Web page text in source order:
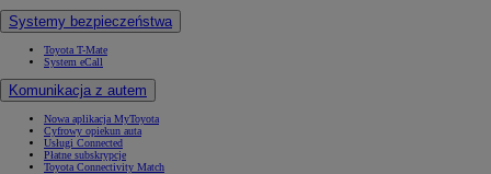
Systemy bezpieczeństwa
Toyota T-Mate
System eCall
Komunikacja z autem
Nowa aplikacja MyToyota
Cyfrowy opiekun auta
Usługi Connected
Płatne subskrypcje
Toyota Connectivity Match